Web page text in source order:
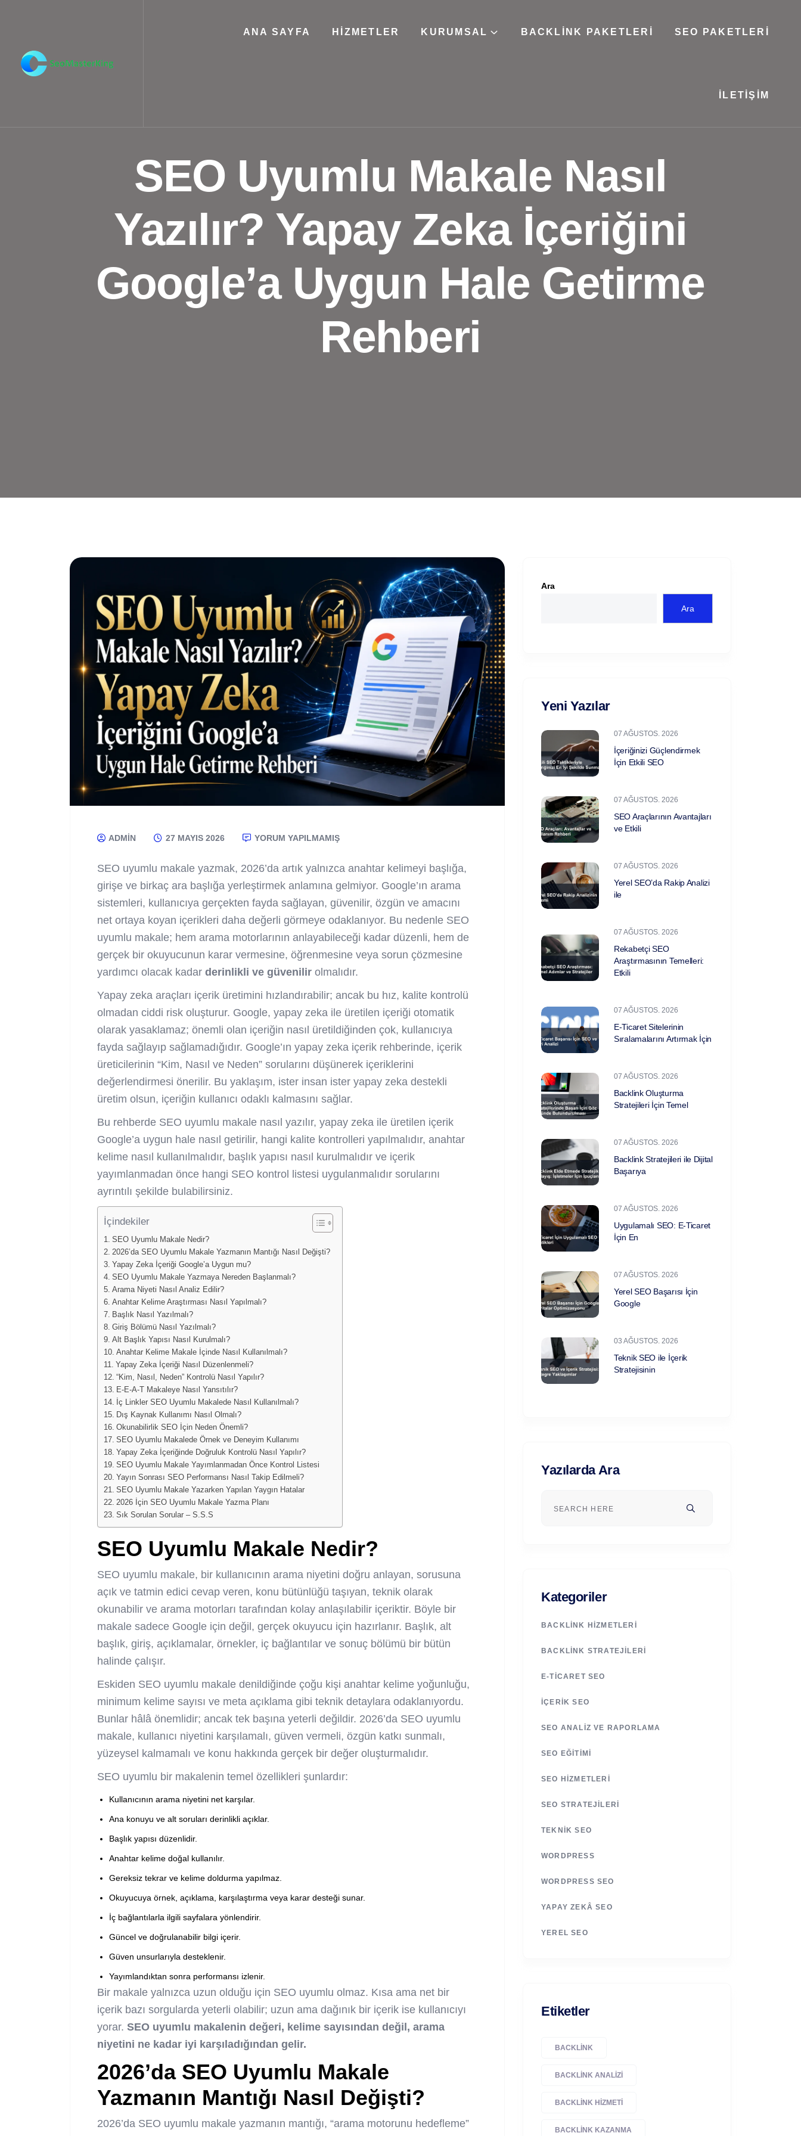
ANA SAYFA HIZMETLER KURUMSAL BACKLINK PAKETLERI SEO PAKETLERI
İLETIŞIM
SEO Uyumlu Makale Nasıl
Yazılır? Yapay Zeka İçeriğini
Google’a Uygun Hale Getirme
Rehberi
ADMIN 27 MAYIS 2026 YORUM YAPILMAMIŞ
SEO uyumlu makale yazmak, 2026’da artık yalnızca anahtar kelimeyi başlığa,
girişe ve birkaç ara başlığa yerleştirmek anlamına gelmiyor. Google’ın arama
sistemleri, kullanıcıya gerçekten fayda sağlayan, güvenilir, özgün ve amacını
net ortaya koyan içerikleri daha değerli görmeye odaklanıyor. Bu nedenle SEO
uyumlu makale; hem arama motorlarının anlayabileceği kadar düzenli, hem de
gerçek bir okuyucunun karar vermesine, öğrenmesine veya sorun çözmesine
yardımcı olacak kadar derinlikli ve güvenilir olmalıdır.
Yapay zeka araçları içerik üretimini hızlandırabilir; ancak bu hız, kalite kontrolü
olmadan ciddi risk oluşturur. Google, yapay zeka ile üretilen içeriği otomatik
olarak yasaklamaz; önemli olan içeriğin nasıl üretildiğinden çok, kullanıcıya
fayda sağlayıp sağlamadığıdır. Google’ın yapay zeka içerik rehberinde, içerik
üreticilerinin “Kim, Nasıl ve Neden” sorularını düşünerek içeriklerini
değerlendirmesi önerilir. Bu yaklaşım, ister insan ister yapay zeka destekli
üretim olsun, içeriğin kullanıcı odaklı kalmasını sağlar.
Bu rehberde SEO uyumlu makale nasıl yazılır, yapay zeka ile üretilen içerik
Google’a uygun hale nasıl getirilir, hangi kalite kontrolleri yapılmalıdır, anahtar
kelime nasıl kullanılmalıdır, başlık yapısı nasıl kurulmalıdır ve içerik
yayımlanmadan önce hangi SEO kontrol listesi uygulanmalıdır sorularını
ayrıntılı şekilde bulabilirsiniz.
İçindekiler
SEO Uyumlu Makale Nedir?
2026’da SEO Uyumlu Makale Yazmanın Mantığı Nasıl Değişti?
Yapay Zeka İçeriği Google’a Uygun mu?
SEO Uyumlu Makale Yazmaya Nereden Başlanmalı?
Arama Niyeti Nasıl Analiz Edilir?
Anahtar Kelime Araştırması Nasıl Yapılmalı?
Başlık Nasıl Yazılmalı?
Giriş Bölümü Nasıl Yazılmalı?
Alt Başlık Yapısı Nasıl Kurulmalı?
Anahtar Kelime Makale İçinde Nasıl Kullanılmalı?
Yapay Zeka İçeriği Nasıl Düzenlenmeli?
“Kim, Nasıl, Neden” Kontrolü Nasıl Yapılır?
E-E-A-T Makaleye Nasıl Yansıtılır?
İç Linkler SEO Uyumlu Makalede Nasıl Kullanılmalı?
Dış Kaynak Kullanımı Nasıl Olmalı?
Okunabilirlik SEO İçin Neden Önemli?
SEO Uyumlu Makalede Örnek ve Deneyim Kullanımı
Yapay Zeka İçeriğinde Doğruluk Kontrolü Nasıl Yapılır?
SEO Uyumlu Makale Yayımlanmadan Önce Kontrol Listesi
Yayın Sonrası SEO Performansı Nasıl Takip Edilmeli?
SEO Uyumlu Makale Yazarken Yapılan Yaygın Hatalar
2026 İçin SEO Uyumlu Makale Yazma Planı
Sık Sorulan Sorular – S.S.S
SEO Uyumlu Makale Nedir?
SEO uyumlu makale, bir kullanıcının arama niyetini doğru anlayan, sorusuna
açık ve tatmin edici cevap veren, konu bütünlüğü taşıyan, teknik olarak
okunabilir ve arama motorları tarafından kolay anlaşılabilir içeriktir. Böyle bir
makale sadece Google için değil, gerçek okuyucu için hazırlanır. Başlık, alt
başlık, giriş, açıklamalar, örnekler, iç bağlantılar ve sonuç bölümü bir bütün
halinde çalışır.
Eskiden SEO uyumlu makale denildiğinde çoğu kişi anahtar kelime yoğunluğu,
minimum kelime sayısı ve meta açıklama gibi teknik detaylara odaklanıyordu.
Bunlar hâlâ önemlidir; ancak tek başına yeterli değildir. 2026’da SEO uyumlu
makale, kullanıcı niyetini karşılamalı, güven vermeli, özgün katkı sunmalı,
yüzeysel kalmamalı ve konu hakkında gerçek bir değer oluşturmalıdır.
SEO uyumlu bir makalenin temel özellikleri şunlardır:
Kullanıcının arama niyetini net karşılar.
Ana konuyu ve alt soruları derinlikli açıklar.
Başlık yapısı düzenlidir.
Anahtar kelime doğal kullanılır.
Gereksiz tekrar ve kelime doldurma yapılmaz.
Okuyucuya örnek, açıklama, karşılaştırma veya karar desteği sunar.
İç bağlantılarla ilgili sayfalara yönlendirir.
Güncel ve doğrulanabilir bilgi içerir.
Güven unsurlarıyla desteklenir.
Yayımlandıktan sonra performansı izlenir.
Bir makale yalnızca uzun olduğu için SEO uyumlu olmaz. Kısa ama net bir
içerik bazı sorgularda yeterli olabilir; uzun ama dağınık bir içerik ise kullanıcıyı
yorar. SEO uyumlu makalenin değeri, kelime sayısından değil, arama
niyetini ne kadar iyi karşıladığından gelir.
2026’da SEO Uyumlu Makale
Yazmanın Mantığı Nasıl Değişti?
2026’da SEO uyumlu makale yazmanın mantığı, “arama motorunu hedefleme”
Ara
Ara
Yeni Yazılar
07 AĞUSTOS. 2026
İçeriğinizi Güçlendirmek
İçin Etkili SEO
07 AĞUSTOS. 2026
SEO Araçlarının Avantajları
ve Etkili
07 AĞUSTOS. 2026
Yerel SEO’da Rakip Analizi
ile
07 AĞUSTOS. 2026
Rekabetçi SEO
Araştırmasının Temelleri:
Etkili
07 AĞUSTOS. 2026
E-Ticaret Sitelerinin
Sıralamalarını Artırmak İçin
07 AĞUSTOS. 2026
Backlink Oluşturma
Stratejileri İçin Temel
07 AĞUSTOS. 2026
Backlink Stratejileri ile Dijital
Başarıya
07 AĞUSTOS. 2026
Uygulamalı SEO: E-Ticaret
İçin En
07 AĞUSTOS. 2026
Yerel SEO Başarısı İçin
Google
03 AĞUSTOS. 2026
Teknik SEO ile İçerik
Stratejisinin
Yazılarda Ara
Kategoriler
BACKLINK HIZMETLERI
BACKLINK STRATEJILERI
E-TICARET SEO
İÇERIK SEO
SEO ANALIZ VE RAPORLAMA
SEO EĞITIMI
SEO HIZMETLERI
SEO STRATEJILERI
TEKNIK SEO
WORDPRESS
WORDPRESS SEO
YAPAY ZEKÂ SEO
YEREL SEO
Etiketler
BACKLINK
BACKLINK ANALIZI
BACKLINK HIZMETI
BACKLINK KAZANMA